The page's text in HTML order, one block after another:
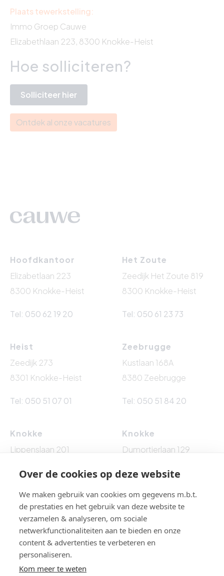
Plaats tewerkstelling:
Immo Groep Cauwe
Elizabethlaan 223, 8300 Knokke-Heist
Hoe solliciteren?
Solliciteer hier
Ontdek al onze vacatures
Hoofdkantoor
Elizabetlaan 223
8300 Knokke-Heist
Tel: 050 62 19 20
Het Zoute
Zeedijk Het Zoute 819
8300 Knokke-Heist
Tel: 050 61 23 73
Heist
Zeedijk 273
8301 Knokke-Heist
Tel: 050 51 07 01
Zeebrugge
Kustlaan 168A
8380 Zeebrugge
Tel: 050 51 84 20
Knokke
Lippenslaan 201
Knokke
Dumortierlaan 129
BTW BE 0861.524.009 - BA EN BORGSTELLING : NV AXA
BELGIUM (polisnr. 730.390.160) - Toezichthoudende
autoriteit: Beroepsinstituut van Vastgoedmakelaars,
Luxemburgstraat 16 B te 1000 Brussel, België - Erkend
Over de cookies op deze website
We maken gebruik van cookies om gegevens m.b.t.
de prestaties en het gebruik van deze website te
verzamelen & analyseren, om sociale
netwerkfunctionaliteiten aan te bieden en onze
content & advertenties te verbeteren en
personaliseren.
Kom meer te weten